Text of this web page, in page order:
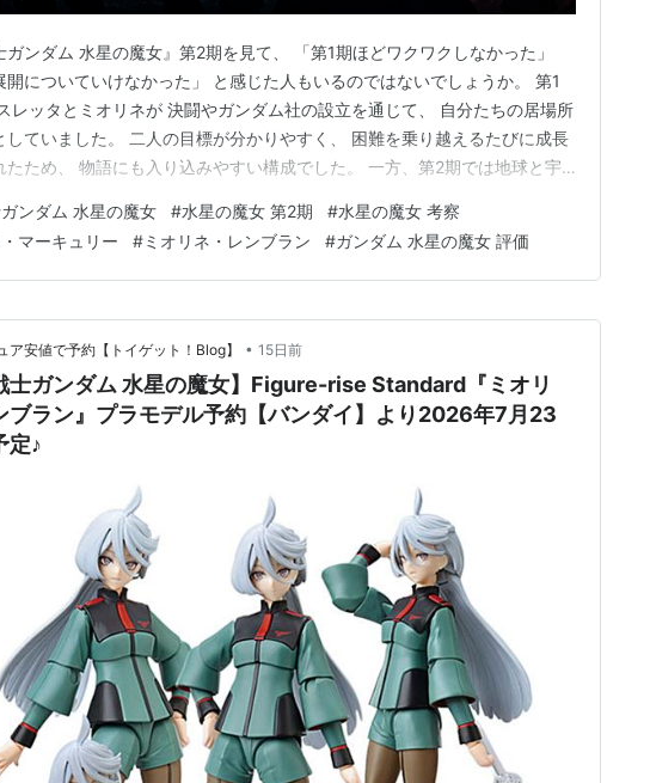
ガンダム 水星の魔女』第2期を見て、 「第1期ほどワクワクしなかった」
開についていけなかった」 と感じた人もいるのではないでしょうか。 第1
レッタとミオリネが 決闘やガンダム社の設立を通じて、 自分たちの居場所
していました。 二人の目標が分かりやすく、 困難を乗り越えるたびに成長
たため、 物語にも入り込みやすい構成でした。 一方、第2期では地球と宇
など、 多くの問題が同時に進みます。 扱うテーマが増えたことで 世界観は
たが、 主人公の目的や物…
ンダム 水星の魔女 #水星の魔女 第2期 #水星の魔女 考察
マーキュリー #ミオリネ・レンブラン #ガンダム 水星の魔女 評価
ア安値で予約【トイゲット！Blog】 • 15日前
士ガンダム 水星の魔女】Figure-rise Standard『ミオリ
ブラン』プラモデル予約【バンダイ】より2026年7月23
定♪